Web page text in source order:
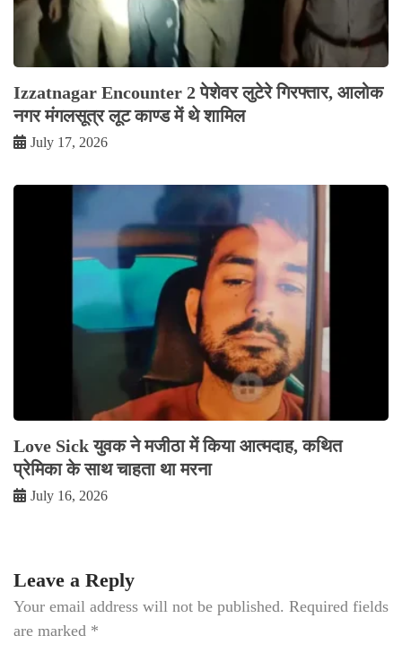
Izzatnagar Encounter 2 पेशेवर लुटेरे गिरफ्तार, आलोक
नगर मंगलसूत्र लूट काण्‍ड में थे शामिल
July 17, 2026
Love Sick युवक ने मजीठा में किया आत्मदाह, कथित
प्रेमिका के साथ चाहता था मरना
July 16, 2026
Leave a Reply
Your email address will not be published. Required fields
are marked *